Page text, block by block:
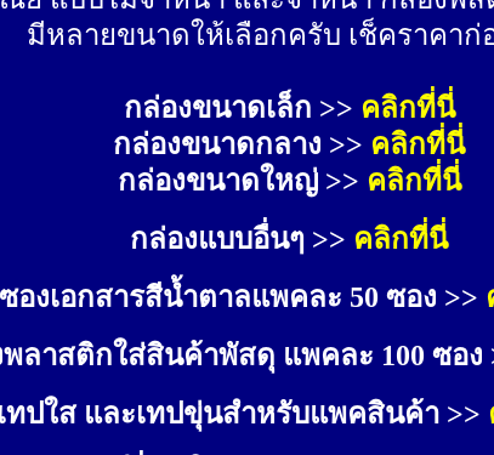
มีหลายขนาดให้เลือกครับ เช็คราคาก่
กล่องขนาดเล็ก >> คลิกที่นี่
กล่องขนาดกลาง >> คลิกที่นี่
กล่องขนาดใหญ่ >> คลิกที่นี่
กล่องแบบอื่นๆ >> คลิกที่นี่
ซองเอกสารสีน้ำตาลแพคละ 50 ซอง >>
ลาสติกใส่สินค้าพัสดุ แพคละ 100 ซอง
เทปใส และเทปขุ่นสำหรับแพคสินค้า >>